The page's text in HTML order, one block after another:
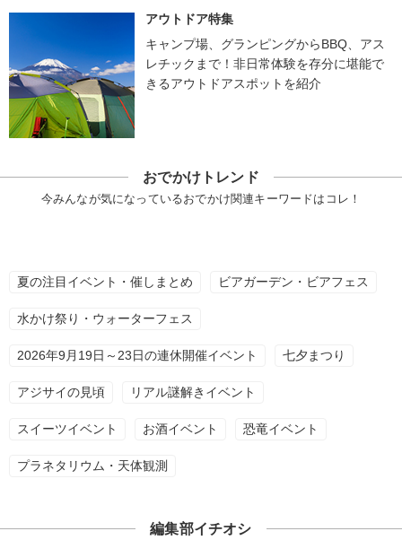
アウトドア特集
キャンプ場、グランピングからBBQ、アス
レチックまで！非日常体験を存分に堪能で
きるアウトドアスポットを紹介
おでかけトレンド
今みんなが気になっているおでかけ関連キーワードはコレ！
夏の注目イベント・催しまとめ ビアガーデン・ビアフェス
水かけ祭り・ウォーターフェス
2026年9月19日～23日の連休開催イベント 七夕まつり
アジサイの見頃 リアル謎解きイベント
スイーツイベント お酒イベント 恐竜イベント
プラネタリウム・天体観測
編集部イチオシ